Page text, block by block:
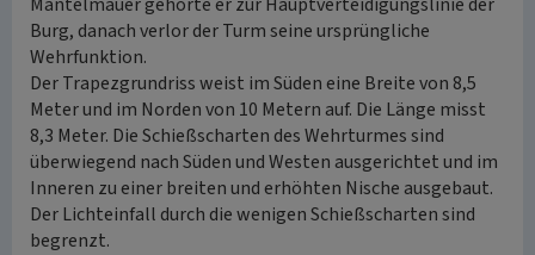
Burg, danach verlor der Turm seine ursprüngliche
Wehrfunktion.
Der Trapezgrundriss weist im Süden eine Breite von 8,5
Meter und im Norden von 10 Metern auf. Die Länge misst
8,3 Meter. Die Schießscharten des Wehrturmes sind
überwiegend nach Süden und Westen ausgerichtet und im
Inneren zu einer breiten und erhöhten Nische ausgebaut.
Der Lichteinfall durch die wenigen Schießscharten sind
begrenzt.